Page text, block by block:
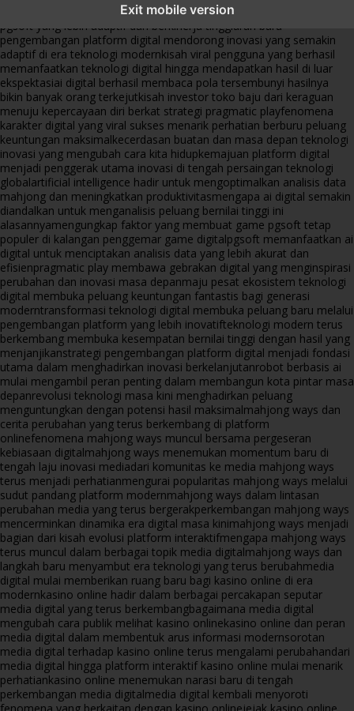
Exit mobile version
menghadirkan inovasi berkualitasai digital menjadi kunci analisis data
pgsoft yang lebih adaptif dan berkinerja tinggiarah baru
pengembangan platform digital mendorong inovasi yang semakin
adaptif di era teknologi modernkisah viral pengguna yang berhasil
memanfaatkan teknologi digital hingga mendapatkan hasil di luar
ekspektasiai digital berhasil membaca pola tersembunyi hasilnya
bikin banyak orang terkejutkisah investor toko baju dari keraguan
menuju kepercayaan diri berkat strategi pragmatic playfenomena
karakter digital yang viral sukses menarik perhatian berburu peluang
keuntungan maksimalkecerdasan buatan dan masa depan teknologi
inovasi yang mengubah cara kita hidupkemajuan platform digital
menjadi penggerak utama inovasi di tengah persaingan teknologi
globalartificial intelligence hadir untuk mengoptimalkan analisis data
mahjong dan meningkatkan produktivitasmengapa ai digital semakin
diandalkan untuk menganalisis peluang bernilai tinggi ini
alasannyamengungkap faktor yang membuat game pgsoft tetap
populer di kalangan penggemar game digitalpgsoft memanfaatkan ai
digital untuk menciptakan analisis data yang lebih akurat dan
efisienpragmatic play membawa gebrakan digital yang menginspirasi
perubahan dan inovasi masa depanmaju pesat ekosistem teknologi
digital membuka peluang keuntungan fantastis bagi generasi
moderntransformasi teknologi digital membuka peluang baru melalui
pengembangan platform yang lebih inovatifteknologi modern terus
berkembang membuka kesempatan bernilai tinggi dengan hasil yang
menjanjikanstrategi pengembangan platform digital menjadi fondasi
utama dalam menghadirkan inovasi berkelanjutanrobot berbasis ai
mulai mengambil peran penting dalam membangun kota pintar masa
depanrevolusi teknologi masa kini menghadirkan peluang
menguntungkan dengan potensi hasil maksimalmahjong ways dan
cerita perubahan yang terus berkembang di platform
onlinefenomena mahjong ways muncul bersama pergeseran
kebiasaan digitalmahjong ways menemukan momentum baru di
tengah laju inovasi mediadari komunitas ke media mahjong ways
terus menjadi perhatianmengurai popularitas mahjong ways melalui
sudut pandang platform modernmahjong ways dalam lintasan
perubahan media yang terus bergerakperkembangan mahjong ways
mencerminkan dinamika era digital masa kinimahjong ways menjadi
bagian dari kisah evolusi platform interaktifmengapa mahjong ways
terus muncul dalam berbagai topik media digitalmahjong ways dan
langkah baru menyambut era teknologi yang terus berubahmedia
digital mulai memberikan ruang baru bagi kasino online di era
modernkasino online hadir dalam berbagai percakapan seputar
media digital yang terus berkembangbagaimana media digital
mengubah cara publik melihat kasino onlinekasino online dan peran
media digital dalam membentuk arus informasi modernsorotan
media digital terhadap kasino online terus mengalami perubahandari
media digital hingga platform interaktif kasino online mulai menarik
perhatiankasino online menemukan narasi baru di tengah
perkembangan media digitalmedia digital kembali menyoroti
fenomena yang berkaitan dengan kasino onlinejejak kasino online